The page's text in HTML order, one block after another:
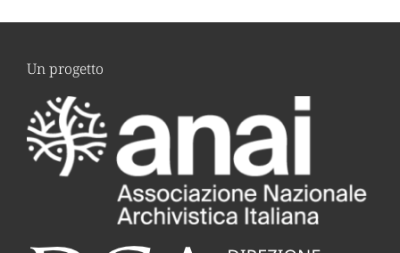
Un progetto